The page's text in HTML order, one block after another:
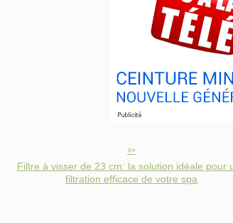
Filtre à visser de 23 cm: la solution idéale pour
filtration efficace de votre spa